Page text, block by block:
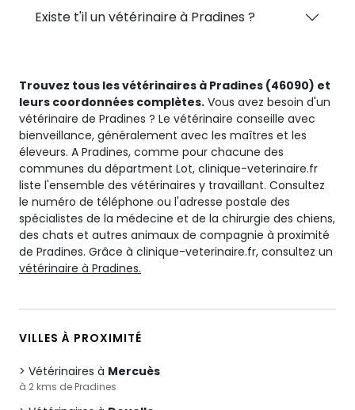
Existe t'il un vétérinaire à Pradines ?
Trouvez tous les vétérinaires à Pradines (46090) et
leurs coordonnées complètes. Vous avez besoin d'un
vétérinaire de Pradines ? Le vétérinaire conseille avec
bienveillance, généralement avec les maîtres et les
éleveurs. A Pradines, comme pour chacune des
communes du départment Lot, clinique-veterinaire.fr
liste l'ensemble des vétérinaires y travaillant. Consultez
le numéro de téléphone ou l'adresse postale des
spécialistes de la médecine et de la chirurgie des chiens,
des chats et autres animaux de compagnie à proximité
de Pradines. Grâce à clinique-veterinaire.fr, consultez un
vétérinaire à Pradines.
VILLES À PROXIMITÉ
Vétérinaires à Mercuès
à 2 kms de Pradines